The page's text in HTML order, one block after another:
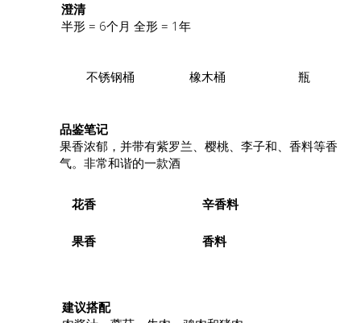
澄清
半形 = 6个月 全形 = 1年
不锈钢桶 橡木桶 瓶
品鉴笔记
果香浓郁，并带有紫罗兰、樱桃、李子和、香料等香
气。非常和谐的一款酒
花香 辛香料
果香
香料
建议搭配